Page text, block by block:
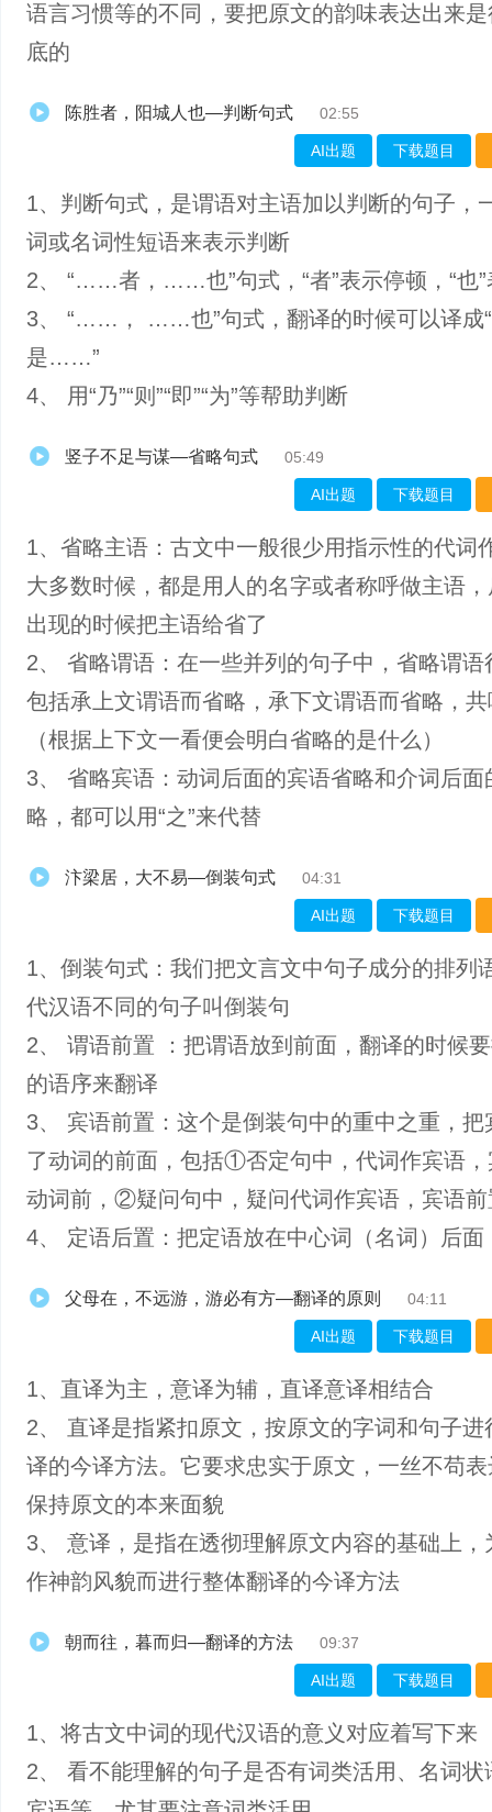
语言习惯等的不同，要把原文的韵味表达出来
底的
陈胜者，阳城人也—判断句式 02:55
AI出题 下载题目
1、判断句式，是谓语对主语加以判断的句子，
词或名词性短语来表示判断
2、 “……者，……也”句式，“者”表示停顿，“也”
3、 “……， ……也”句式，翻译的时候可以译
是……”
4、 用“乃”“则”“即”“为”等帮助判断
竖子不足与谋—省略句式 05:49
AI出题 下载题目
1、省略主语：古文中一般很少用指示性的代词
大多数时候，都是用人的名字或者称呼做主语
出现的时候把主语给省了
2、 省略谓语：在一些并列的句子中，省略谓语
包括承上文谓语而省略，承下文谓语而省略，
（根据上下文一看便会明白省略的是什么）
3、 省略宾语：动词后面的宾语省略和介词后面
略，都可以用“之”来代替
汴梁居，大不易—倒装句式 04:31
AI出题 下载题目
1、倒装句式：我们把文言文中句子成分的排列
代汉语不同的句子叫倒装句
2、 谓语前置 ：把谓语放到前面，翻译的时候
的语序来翻译
3、 宾语前置：这个是倒装句中的重中之重，把
了动词的前面，包括①否定句中，代词作宾语
动词前，②疑问句中，疑问代词作宾语，宾语前
4、 定语后置：把定语放在中心词（名词）后面
父母在，不远游，游必有方—翻译的原则 04:11
AI出题 下载题目
1、直译为主，意译为辅，直译意译相结合
2、 直译是指紧扣原文，按原文的字词和句子进
译的今译方法。它要求忠实于原文，一丝不苟
保持原文的本来面貌
3、 意译，是指在透彻理解原文内容的基础上，
作神韵风貌而进行整体翻译的今译方法
朝而往，暮而归—翻译的方法 09:37
AI出题 下载题目
1、将古文中词的现代汉语的意义对应着写下来
2、 看不能理解的句子是否有词类活用、名词状